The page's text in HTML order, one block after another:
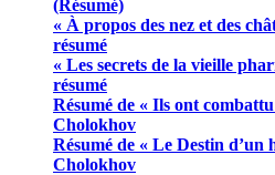
(Résumé)
« À propos des nez et des
résumé
« Les secrets de la vieille
résumé
Résumé de « Ils ont
Cholokhov
Résumé de « Le Destin d’un
Cholokhov